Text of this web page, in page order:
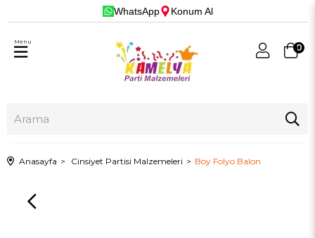
WhatsApp Konum Al
0
Menu
Anasayfa Cinsiyet Partisi Malzemeleri Boy Folyo Balon